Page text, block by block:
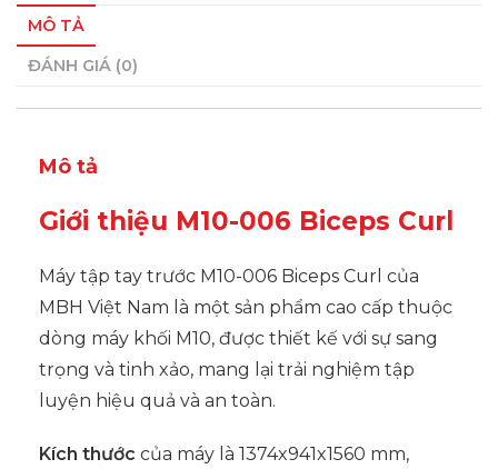
MÔ TẢ
ĐÁNH GIÁ (0)
Mô tả
Giới thiệu M10-006 Biceps Curl
Máy tập tay trước M10-006 Biceps Curl của
MBH Việt Nam là một sản phẩm cao cấp thuộc
dòng máy khối M10, được thiết kế với sự sang
trọng và tinh xảo, mang lại trải nghiệm tập
luyện hiệu quả và an toàn.
Kích thước của máy là 1374x941x1560 mm,